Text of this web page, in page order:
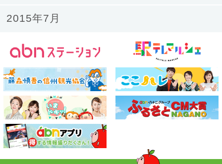
2015年7月